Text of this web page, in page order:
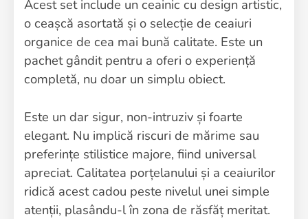
Acest set include un ceainic cu design artistic,
o ceașcă asortată și o selecție de ceaiuri
organice de cea mai bună calitate. Este un
pachet gândit pentru a oferi o experiență
completă, nu doar un simplu obiect.
Este un dar sigur, non-intruziv și foarte
elegant. Nu implică riscuri de mărime sau
preferințe stilistice majore, fiind universal
apreciat. Calitatea porțelanului și a ceaiurilor
ridică acest cadou peste nivelul unei simple
atenții, plasându-l în zona de răsfăț meritat.